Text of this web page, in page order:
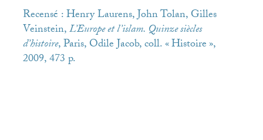
Recensé : Henry Laurens, John Tolan, Gilles
Veinstein,L’Europe et l’islam. Quinze siècles
d’histoire, Paris, Odile Jacob, coll. «Histoire»,
2009, 473 p.